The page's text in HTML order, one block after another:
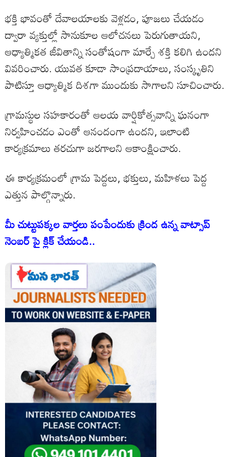
భక్తి భావంతో దేవాలయాలకు వెళ్లడం, పూజలు చేయడం
ద్వారా వ్యక్తుల్లో సానుకూల ఆలోచనలు పెరుగుతాయని,
ఆధ్యాత్మికత జీవితాన్ని సంతోషంగా మార్చే శక్తి కలిగి ఉందని
వివరించారు. యువత కూడా సాంప్రదాయాలు, సంస్కృతిని
పాటిస్తూ ఆధ్యాత్మిక దిశగా ముందుకు సాగాలని సూచించారు.
గ్రామస్థుల సహకారంతో ఆలయ వార్షికోత్సవాన్ని ఘనంగా
నిర్వహించడం ఎంతో ఆనందంగా ఉందని, ఇలాంటి
కార్యక్రమాలు తరచుగా జరగాలని ఆకాంక్షించారు.
ఈ కార్యక్రమంలో గ్రామ పెద్దలు, భక్తులు, మహిళలు పెద్ద
ఎత్తున పాల్గొన్నారు.
మీ చుట్టుపక్కల వార్తలు పంపేందుకు క్రింద ఉన్న వాట్సాప్
నెంబర్ పై క్లిక్ చేయండి..